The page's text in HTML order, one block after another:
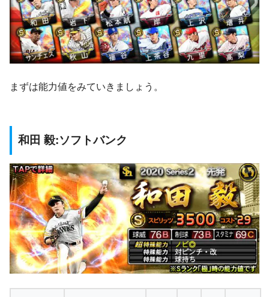
まずは能力値をみていきましょう。
和田 毅:ソフトバンク